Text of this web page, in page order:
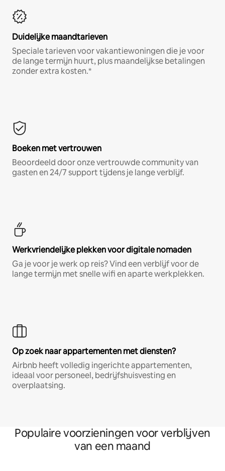
Duidelijke maandtarieven
Speciale tarieven voor vakantiewoningen die je voor
de lange termijn huurt, plus maandelijkse betalingen
zonder extra kosten.*
Boeken met vertrouwen
Beoordeeld door onze vertrouwde community van
gasten en 24/7 support tijdens je lange verblijf.
Werkvriendelijke plekken voor digitale nomaden
Ga je voor je werk op reis? Vind een verblijf voor de
lange termijn met snelle wifi en aparte werkplekken.
Op zoek naar appartementen met diensten?
Airbnb heeft volledig ingerichte appartementen,
ideaal voor personeel, bedrijfshuisvesting en
overplaatsing.
Populaire voorzieningen voor verblijven
van een maand